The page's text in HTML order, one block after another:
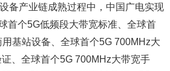
备产业链成熟过程中，中国广电实现
首个5G低频段大带宽标准、全球首
基站设备、全球首个5G 700MHz大
、全球首个5G 700MHz大带宽手